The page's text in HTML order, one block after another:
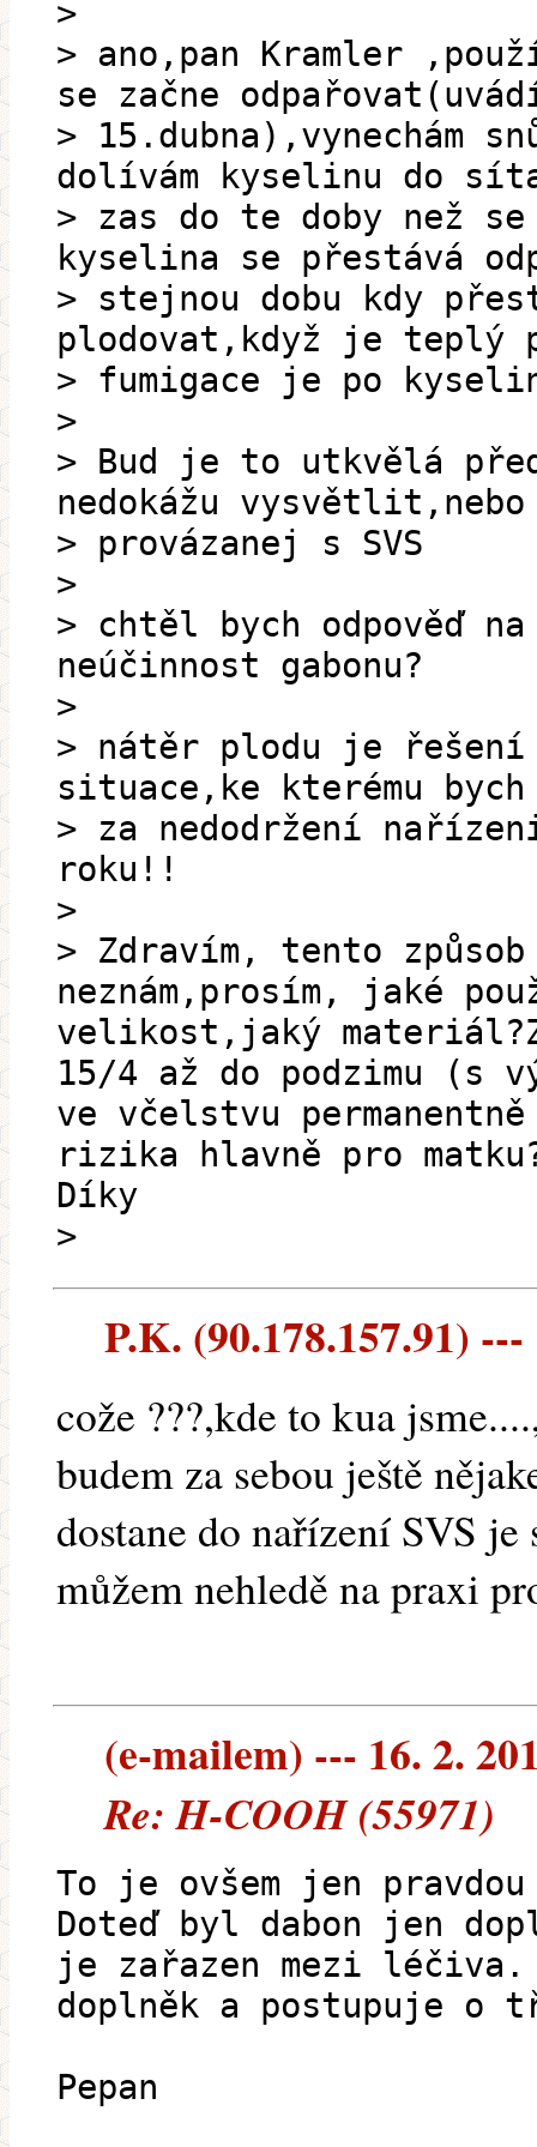
>
> ano,pan Kramler
se začne
> 15.dubna),vynechám
dolívám kyselinu do
> zas do te doby než
kyselina se přestává
> stejnou dobu kdy
plodovat,když je teplý
> fumigace je po
>
> Bud je to utkvělá
nedokážu
> provázanej s SVS
>
> chtěl bych odpověď
neúčinnost gabonu?
>
> nátěr plodu je
situace,ke kterému
> za nedodržení
roku!!
>
> Zdravím, tento způsob
neznám,prosím, jaké
velikost,jaký
15/4 až do podzimu (s
ve včelstvu
rizika hlavně pro
Díky
>
P.K. (90.178.157.91) ---
cože ???,kde to kua
budem za sebou ještě
dostane do nařízení SVS
můžem nehledě na praxi
(e-mailem) --- 16. 2.
Re: H-COOH (55971)
To je ovšem jen
Doteď byl dabon jen
je zařazen mezi léčiva.
doplněk a postupuje o
Pepan